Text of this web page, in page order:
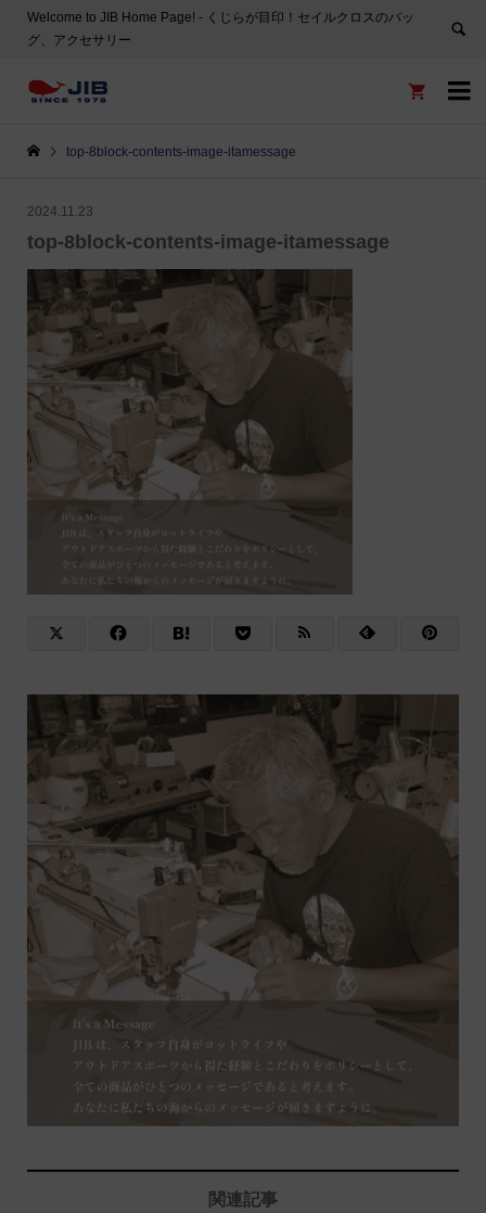
Welcome to JIB Home Page! ‐ くじらが目印！セイルクロスのバッ
グ、アクセサリー


top-8block-contents-image-itamessage
2024.11.23
top-8block-contents-image-itamessage
関連記事